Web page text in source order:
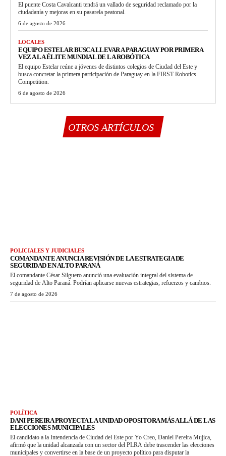
El puente Costa Cavalcanti tendrá un vallado de seguridad reclamado por la
ciudadanía y mejoras en su pasarela peatonal.
6 de agosto de 2026
LOCALES
EQUIPO ESTELAR BUSCA LLEVAR A PARAGUAY POR PRIMERA
VEZ A LA ÉLITE MUNDIAL DE LA ROBÓTICA
El equipo Estelar reúne a jóvenes de distintos colegios de Ciudad del Este y
busca concretar la primera participación de Paraguay en la FIRST Robotics
Competition.
6 de agosto de 2026
OTROS ARTÍCULOS
POLICIALES Y JUDICIALES
COMANDANTE ANUNCIA REVISIÓN DE LA ESTRATEGIA DE
SEGURIDAD EN ALTO PARANÁ
El comandante César Silguero anunció una evaluación integral del sistema de
seguridad de Alto Paraná. Podrían aplicarse nuevas estrategias, refuerzos y cambios.
7 de agosto de 2026
POLÍTICA
DANI PEREIRA PROYECTA LA UNIDAD OPOSITORA MÁS ALLÁ DE LAS
ELECCIONES MUNICIPALES
El candidato a la Intendencia de Ciudad del Este por Yo Creo, Daniel Pereira Mujica,
afirmó que la unidad alcanzada con un sector del PLRA debe trascender las elecciones
municipales y convertirse en la base de un proyecto político para disputar la